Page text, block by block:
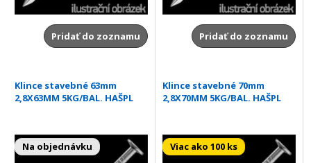
Pridať do zoznamu Pridať do zoznamu
Klince stavebné 63mm
2,8X63MM 5KG/BAL. HAŠPL
Na objednávku
Klince stavebné 70mm
2,8X70MM 5KG/BAL. HAŠPL
Viac ako 100 ks